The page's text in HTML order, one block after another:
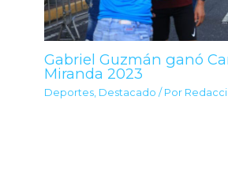
Gabriel Guzmán ganó
Miranda 2023
Deportes Destacado / Por